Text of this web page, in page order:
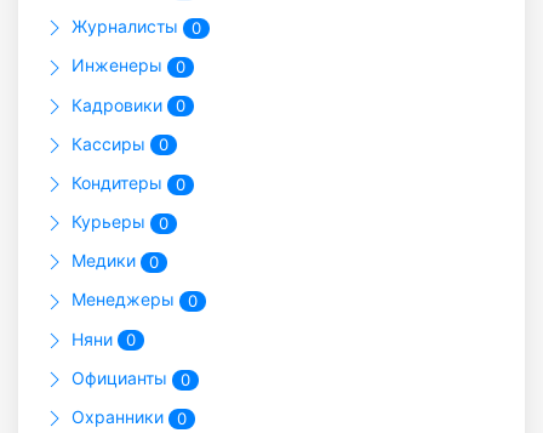
Журналисты 0
Инженеры 0
Кадровики 0
Кассиры 0
Кондитеры 0
Курьеры 0
Медики 0
Менеджеры 0
Няни 0
Официанты 0
Охранники 0